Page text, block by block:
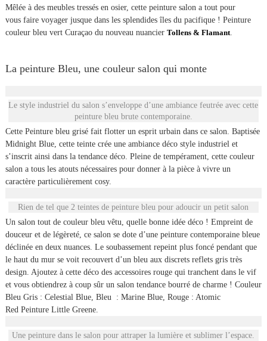
Mêlée à des meubles tressés en osier, cette peinture salon a tout pour
vous faire voyager jusque dans les splendides îles du pacifique ! Peinture
couleur bleu vert Curaçao du nouveau nuancier Tollens & Flamant.
La peinture Bleu, une couleur salon qui monte
Le style industriel du salon s’enveloppe d’une ambiance feutrée avec cette
peinture bleu brute contemporaine.
Cette Peinture bleu grisé fait flotter un esprit urbain dans ce salon. Baptisée
Midnight Blue, cette teinte crée une ambiance déco style industriel et
s’inscrit ainsi dans la tendance déco. Pleine de tempérament, cette couleur
salon a tous les atouts nécessaires pour donner à la pièce à vivre un
caractère particulièrement cosy.
Rien de tel que 2 teintes de peinture bleu pour adoucir un petit salon
Un salon tout de couleur bleu vêtu, quelle bonne idée déco ! Empreint de
douceur et de légèreté, ce salon se dote d’une peinture contemporaine bleue
déclinée en deux nuances. Le soubassement repeint plus foncé pendant que
le haut du mur se voit recouvert d’un bleu aux discrets reflets gris très
design. Ajoutez à cette déco des accessoires rouge qui tranchent dans le vif
et vous obtiendrez à coup sûr un salon tendance bourré de charme ! Couleur
Bleu Gris : Celestial Blue, Bleu : Marine Blue, Rouge : Atomic
Red Peinture Little Greene.
Une peinture dans le salon pour attraper la lumière et sublimer l’espace.